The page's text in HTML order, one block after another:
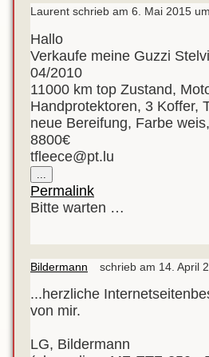
Laurent schrieb am 6. Mai 2015 um
Hallo
Verkaufe meine Guzzi
04/2010
11000 km top Zustand,
Handprotektoren, 3 Koffer,
neue Bereifung, Farbe
8800€
tfleece@pt.lu
Metabox
ein-/ausblenden.
Permalink
Bitte warten …
Bildermann schrieb am 14. April
...herzliche
von mir.
LG, Bildermann